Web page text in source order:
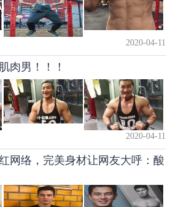
2020-04-11
肉男！！！
2020-04-11
网络，完美身材让网友大呼：酸